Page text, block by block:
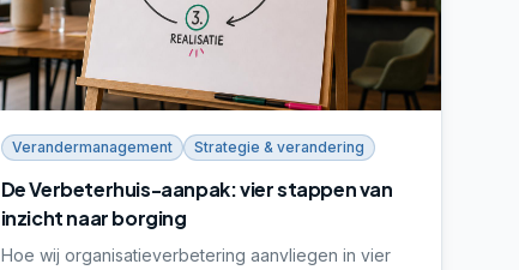
Verandermanagement Strategie & verandering
De Verbeterhuis-aanpak: vier stappen van
inzicht naar borging
Hoe wij organisatieverbetering aanvliegen in vier